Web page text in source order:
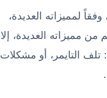
لمميزاته العديدة،
مميزاته العديدة، إلا
التايمر، أو مشكلات